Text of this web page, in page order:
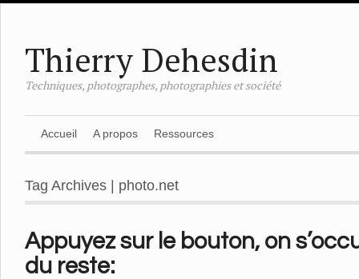
Thierry Dehesdin
Techniques, photographes, photographies et société
Accueil A propos Ressources
Tag Archives | photo.net
Appuyez sur le bouton, on
du reste: